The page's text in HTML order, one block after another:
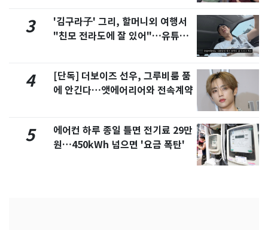
3
'김구라子' 그리, 할머니외 여행서
"친모 전라도에 잘 있어"…유튜브
4
[단독] 더보이즈 선우, 그루비룸 품
에 안긴다…앳에어리어와 전속계약
5
에어컨 하루 종일 틀면 전기료 29만
원…450kWh 넘으면 '요금 폭탄'